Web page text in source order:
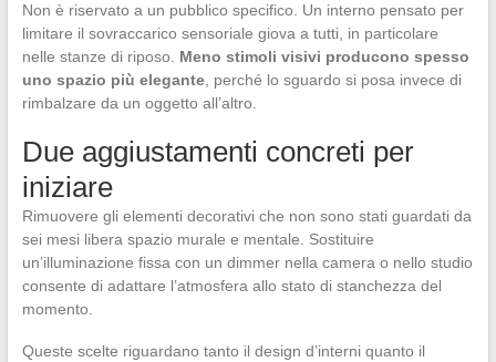
Non è riservato a un pubblico specifico. Un interno pensato per
limitare il sovraccarico sensoriale giova a tutti, in particolare
nelle stanze di riposo. Meno stimoli visivi producono spesso
uno spazio più elegante, perché lo sguardo si posa invece di
rimbalzare da un oggetto all’altro.
Due aggiustamenti concreti per
iniziare
Rimuovere gli elementi decorativi che non sono stati guardati da
sei mesi libera spazio murale e mentale. Sostituire
un’illuminazione fissa con un dimmer nella camera o nello studio
consente di adattare l’atmosfera allo stato di stanchezza del
momento.
Queste scelte riguardano tanto il design d’interni quanto il